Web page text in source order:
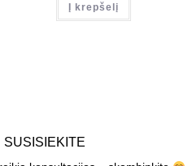
Į krepšelį
SUSISIEKITE